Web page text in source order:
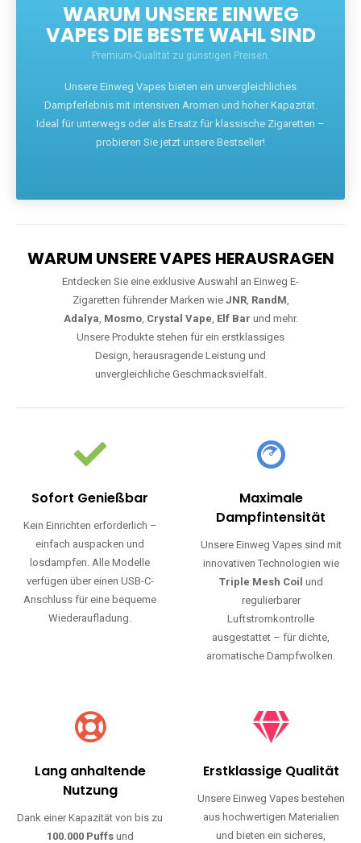
WARUM UNSERE EINWEG
VAPES DIE BESTE WAHL SIND
Premium-Qualität zu günstigen Preisen.
Unsere Einweg Vapes bieten ein unvergleichliches
Dampferlebnis mit intensiven Aromen und hoher Kapazität.
Ideal für unterwegs oder als Ersatz für klassische Zigaretten –
probieren Sie jetzt unsere Bestseller!
WARUM UNSERE VAPES HERAUSRAGEN
Entdecken Sie eine exklusive Auswahl an Einweg E-
Zigaretten führender Marken wie JNR, RandM,
Adalya, Mosmo, Crystal Vape, Elf Bar und mehr.
Unsere Produkte stehen für ein erstklassiges
Design, herausragende Leistung und
unvergleichliche Geschmacksvielfalt.
Sofort Genießbar
Kein Einrichten erforderlich –
einfach auspacken und
losdampfen. Alle Modelle
verfügen über einen USB-C-
Anschluss für eine bequeme
Wiederaufladung.
Maximale
Dampfintensität
Unsere Einweg Vapes sind mit
innovativen Technologien wie
Triple Mesh Coil und
regulierbarer
Luftstromkontrolle
ausgestattet – für dichte,
aromatische Dampfwolken.
Lang anhaltende
Nutzung
Dank einer Kapazität von bis zu
100.000 Puffsund
Erstklassige Qualität
Unsere Einweg Vapes bestehen
aus hochwertigen Materialien
und bieten ein sicheres,